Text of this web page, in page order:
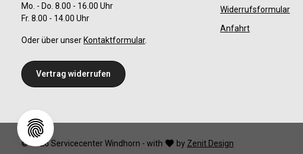
Mo. - Do. 8.00 - 16.00 Uhr
Fr. 8.00 - 14.00 Uhr
Oder über unser Kontaktformular.
Vertrag widerrufen
Widerrufsformular
Anfahrt
© 2026 Servicecenter Windhorn - with by Zenit Design